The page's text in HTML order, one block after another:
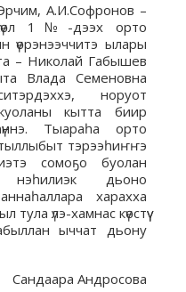
А.И.Софронов –
1№-дээх орто
үөрэнээччитэ ылары
– Николай Габышев
Влада Семеновна
норуот
кытта биир
Тыараһа орто
тэрээһиҥҥэ
сомоҕо буолан
нэһилиэк дьоно
харахха
үлэ-хамнас күөстүү
ыччат дьону
Сандаара Андросова